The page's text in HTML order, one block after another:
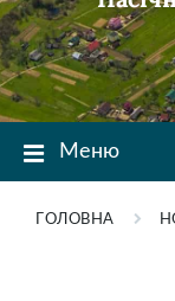
Меню
ГОЛОВНА